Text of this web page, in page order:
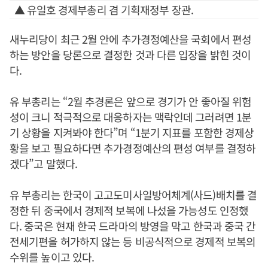
▲ 유일호 경제부총리 겸 기획재정부 장관.
새누리당이 최근 2월 안에 추가경정예산을 국회에서 편성
하는 방안을 당론으로 결정한 것과 다른 입장을 밝힌 것이
다.
유 부총리는 “2월 추경론은 앞으로 경기가 안 좋아질 위험
성이 크니 적극적으로 대응하자는 맥락인데 그러려면 1분
기 상황을 지켜봐야 한다”며 “1분기 지표를 포함한 경제상
황을 보고 필요하다면 추가경정예산의 편성 여부를 결정하
겠다”고 말했다.
유 부총리는 한국이 고고도미사일방어체계(사드)배치를 결
정한 뒤 중국에서 경제적 보복에 나섰을 가능성도 인정했
다. 중국은 현재 한국 드라마의 방영을 막고 한국과 중국 간
전세기편을 허가하지 않는 등 비공식적으로 경제적 보복의
수위를 높이고 있다.